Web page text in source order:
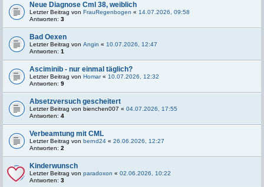
Neue Diagnose Cml 38, weiblich
Letzter Beitrag von FrauRegenbogen « 14.07.2026, 09:58
Antworten: 3
Bad Oexen
Letzter Beitrag von Angin « 10.07.2026, 12:47
Antworten: 1
Asciminib - nur einmal täglich?
Letzter Beitrag von Homar« 10.07.2026, 12:32
Antworten: 9
Absetzversuch gescheitert
Letzter Beitrag von bienchen007 « 04.07.2026, 17:55
Antworten: 4
Verbeamtung mit CML
Letzter Beitrag von bernd24 « 26.06.2026, 12:27
Antworten: 2
Kinderwunsch
Letzter Beitrag von paradoxon « 02.06.2026, 10:22
Antworten: 3